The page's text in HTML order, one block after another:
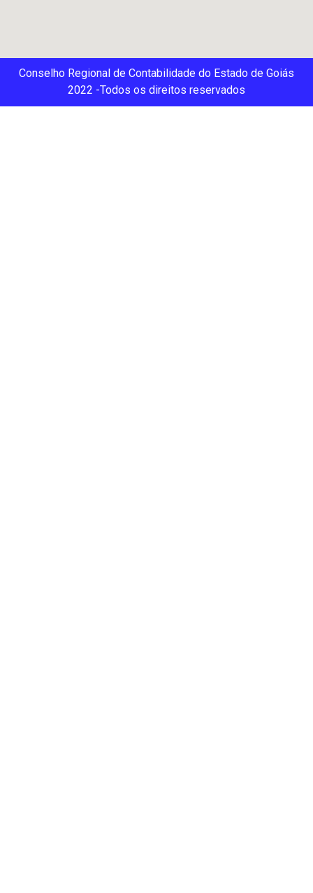
Conselho Regional de Contabilidade do Estado de Goiás
2022 -Todos os direitos reservados